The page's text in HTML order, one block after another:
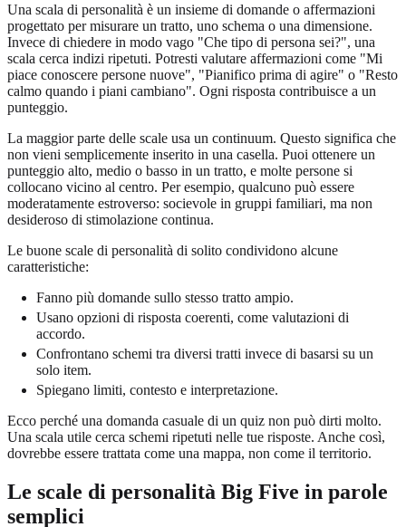
Una scala di personalità è un insieme di domande o affermazioni
progettato per misurare un tratto, uno schema o una dimensione.
Invece di chiedere in modo vago "Che tipo di persona sei?", una
scala cerca indizi ripetuti. Potresti valutare affermazioni come "Mi
piace conoscere persone nuove", "Pianifico prima di agire" o "Resto
calmo quando i piani cambiano". Ogni risposta contribuisce a un
punteggio.
La maggior parte delle scale usa un continuum. Questo significa che
non vieni semplicemente inserito in una casella. Puoi ottenere un
punteggio alto, medio o basso in un tratto, e molte persone si
collocano vicino al centro. Per esempio, qualcuno può essere
moderatamente estroverso: socievole in gruppi familiari, ma non
desideroso di stimolazione continua.
Le buone scale di personalità di solito condividono alcune
caratteristiche:
Fanno più domande sullo stesso tratto ampio.
Usano opzioni di risposta coerenti, come valutazioni di
accordo.
Confrontano schemi tra diversi tratti invece di basarsi su un
solo item.
Spiegano limiti, contesto e interpretazione.
Ecco perché una domanda casuale di un quiz non può dirti molto.
Una scala utile cerca schemi ripetuti nelle tue risposte. Anche così,
dovrebbe essere trattata come una mappa, non come il territorio.
Le scale di personalità Big Five in parole
semplici